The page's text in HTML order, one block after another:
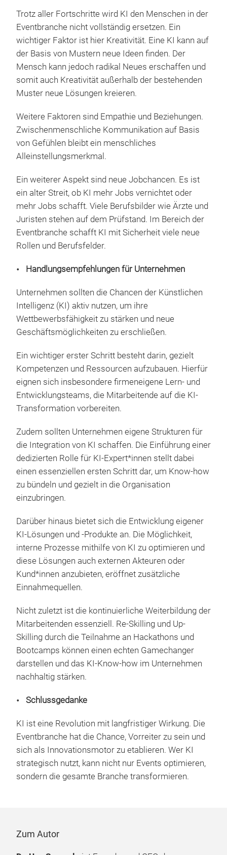
Trotz aller Fortschritte wird KI den Menschen in der
Eventbranche nicht vollständig ersetzen. Ein
wichtiger Faktor ist hier Kreativität. Eine KI kann auf
der Basis von Mustern neue Ideen finden. Der
Mensch kann jedoch radikal Neues erschaffen und
somit auch Kreativität außerhalb der bestehenden
Muster neue Lösungen kreieren.
Weitere Faktoren sind Empathie und Beziehungen.
Zwischenmenschliche Kommunikation auf Basis
von Gefühlen bleibt ein menschliches
Alleinstellungsmerkmal.
Ein weiterer Aspekt sind neue Jobchancen. Es ist
ein alter Streit, ob KI mehr Jobs vernichtet oder
mehr Jobs schafft. Viele Berufsbilder wie Ärzte und
Juristen stehen auf dem Prüfstand. Im Bereich der
Eventbranche schafft KI mit Sicherheit viele neue
Rollen und Berufsfelder.
Handlungsempfehlungen für Unternehmen
Unternehmen sollten die Chancen der Künstlichen
Intelligenz (KI) aktiv nutzen, um ihre
Wettbewerbsfähigkeit zu stärken und neue
Geschäftsmöglichkeiten zu erschließen.
Ein wichtiger erster Schritt besteht darin, gezielt
Kompetenzen und Ressourcen aufzubauen. Hierfür
eignen sich insbesondere firmeneigene Lern- und
Entwicklungsteams, die Mitarbeitende auf die KI-
Transformation vorbereiten.
Zudem sollten Unternehmen eigene Strukturen für
die Integration von KI schaffen. Die Einführung einer
dedizierten Rolle für KI-Expert*innen stellt dabei
einen essenziellen ersten Schritt dar, um Know-how
zu bündeln und gezielt in die Organisation
einzubringen.
Darüber hinaus bietet sich die Entwicklung eigener
KI-Lösungen und -Produkte an. Die Möglichkeit,
interne Prozesse mithilfe von KI zu optimieren und
diese Lösungen auch externen Akteuren oder
Kund*innen anzubieten, eröffnet zusätzliche
Einnahmequellen.
Nicht zuletzt ist die kontinuierliche Weiterbildung der
Mitarbeitenden essenziell. Re-Skilling und Up-
Skilling durch die Teilnahme an Hackathons und
Bootcamps können einen echten Gamechanger
darstellen und das KI-Know-how im Unternehmen
nachhaltig stärken.
Schlussgedanke
KI ist eine Revolution mit langfristiger Wirkung. Die
Eventbranche hat die Chance, Vorreiter zu sein und
sich als Innovationsmotor zu etablieren. Wer KI
strategisch nutzt, kann nicht nur Events optimieren,
sondern die gesamte Branche transformieren.
Zum Autor